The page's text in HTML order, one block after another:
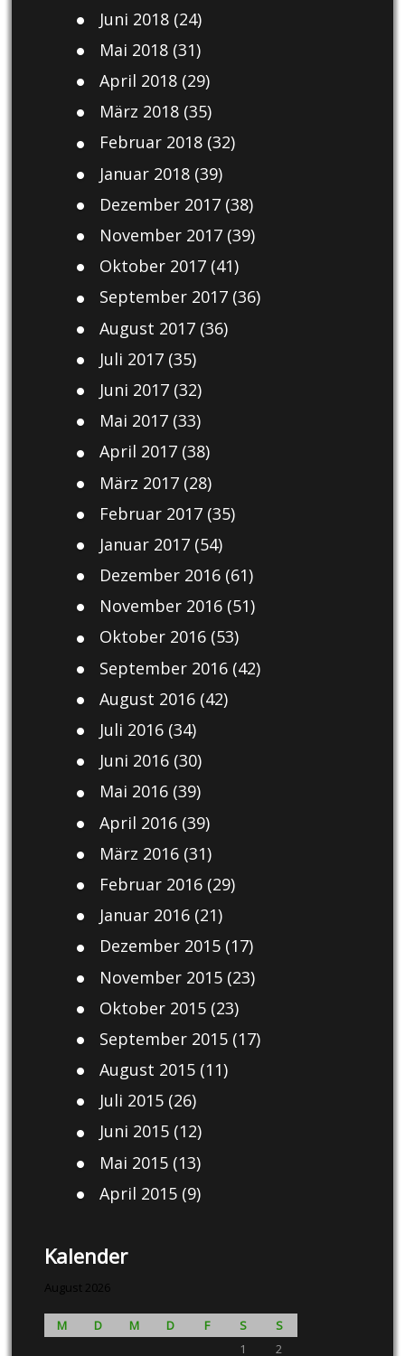
Juni 2018(24)
Mai 2018(31)
April 2018(29)
März 2018(35)
Februar 2018(32)
Januar 2018(39)
Dezember 2017(38)
November 2017(39)
Oktober 2017(41)
September 2017(36)
August 2017(36)
Juli 2017(35)
Juni 2017(32)
Mai 2017(33)
April 2017(38)
März 2017(28)
Februar 2017(35)
Januar 2017(54)
Dezember 2016(61)
November 2016(51)
Oktober 2016(53)
September 2016(42)
August 2016(42)
Juli 2016(34)
Juni 2016(30)
Mai 2016(39)
April 2016(39)
März 2016(31)
Februar 2016(29)
Januar 2016(21)
Dezember 2015(17)
November 2015(23)
Oktober 2015(23)
September 2015(17)
August 2015(11)
Juli 2015(26)
Juni 2015(12)
Mai 2015(13)
April 2015(9)
Kalender
August 2026
M D M D F S
S
1
2